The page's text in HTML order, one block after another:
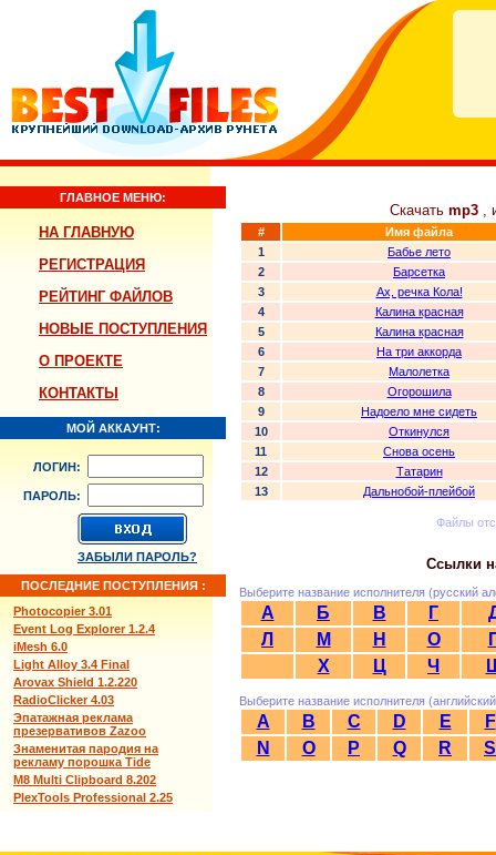
ГЛАВНОЕ МЕНЮ:
НА ГЛАВНУЮ
РЕГИСТРАЦИЯ
РЕЙТИНГ ФАЙЛОВ
НОВЫЕ ПОСТУПЛЕНИЯ
О ПРОЕКТЕ
КОНТАКТЫ
МОЙ АККАУНТ:
ЛОГИН:
ПАРОЛЬ:
ЗАБЫЛИ ПАРОЛЬ?
ПОСЛЕДНИЕ ПОСТУПЛЕНИЯ :
Photocopier 3.01
Event Log Explorer 1.2.4
iMesh 6.0
Light Alloy 3.4 Final
Arovax Shield 1.2.220
RadioClicker 4.03
Эпатажная реклама
презервативов Zazoo
Знаменитая пародия на
рекламу порошка Tide
M8 Multi Clipboard 8.202
PlexTools Professional 2.25
Скачать mp3 ,
#
Имя файла
1
Бабье лето
2
Барсетка
3
Ах, речка Кола!
4
Калина красная
5
Калина красная
6
На три аккорда
7
Малолетка
8
Огорошила
9
Надоело мне сидеть
10
Откинулся
11
Снова осень
12
Татарин
13
Дальнобой-плейбой
Файлы
Ссылки
Выберите название исполнителя (русский
А Б В Г
Л
М Н О
Х
Ц Ч
Выберите название исполнителя
A B C D E
F
N
O P Q R S